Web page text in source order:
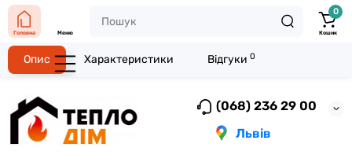
(068) 236 29 00
Львів
Головна Меню
0
Кошик
Опис Характеристики Відгуки 0